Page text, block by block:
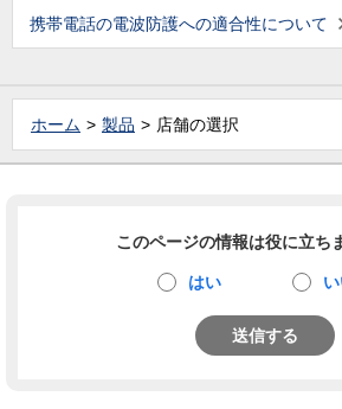
携帯電話の電波防護への適合性について
ホーム 製品 店舗の選択
このページの情報は役に立ち
はい い
送信する